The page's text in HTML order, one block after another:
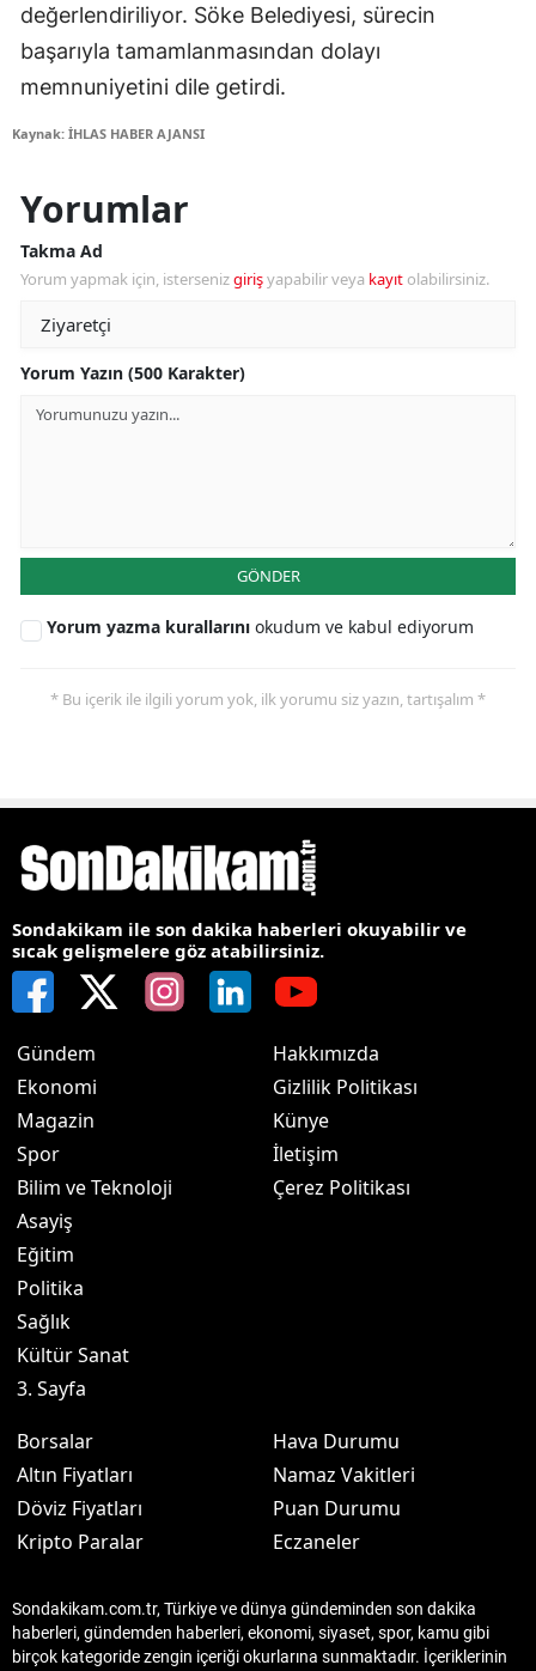
değerlendiriliyor. Söke Belediyesi, sürecin
başarıyla tamamlanmasından dolayı
memnuniyetini dile getirdi.
Kaynak: İHLAS HABER AJANSI
Yorumlar
Takma Ad
Yorum yapmak için, istersenizgirişyapabilir veya kayıt olabilirsiniz.
Yorum Yazın (500 Karakter)
GÖNDER
Yorum yazma kurallarını okudum ve kabul ediyorum
* Bu içerik ile ilgili yorum yok, ilk yorumu siz yazın, tartışalım *
Sondakikam ile son dakika haberleri okuyabilir ve
sıcak gelişmelere göz atabilirsiniz.
Gündem
Ekonomi
Magazin
Spor
Bilim ve Teknoloji
Asayiş
Eğitim
Politika
Sağlık
Kültür Sanat
3. Sayfa
Hakkımızda
Gizlilik Politikası
Künye
İletişim
Çerez Politikası
Borsalar
Altın Fiyatları
Döviz Fiyatları
Kripto Paralar
Hava Durumu
Namaz Vakitleri
Puan Durumu
Eczaneler
Sondakikam.com.tr, Türkiye ve dünya gündeminden son dakika
haberleri, gündemden haberleri, ekonomi, siyaset, spor, kamu gibi
birçok kategoride zengin içeriği okurlarına sunmaktadır. İçeriklerinin